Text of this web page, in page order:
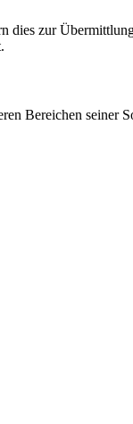
dies zur
Bereichen seiner